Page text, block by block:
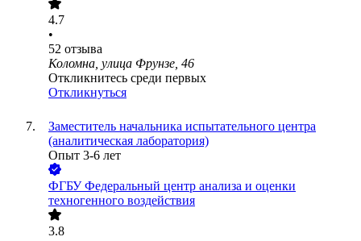
4.7
•
52 отзыва
Коломна, улица Фрунзе, 46
Откликнитесь среди первых
Откликнуться
Заместитель начальника испытательного центра
(аналитическая лаборатория)
Опыт 3-6 лет
ФГБУ Федеральный центр анализа и оценки
техногенного воздействия
3.8